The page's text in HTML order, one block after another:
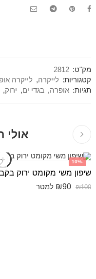
מק"ט: 2812
קטגוריות: לייקרה, לייקרה
תגיות: אופרה, בגדי ים, ירוק,
אולי
-10%
שיפון משי מקומט ירוק
₪100
₪90 למטר